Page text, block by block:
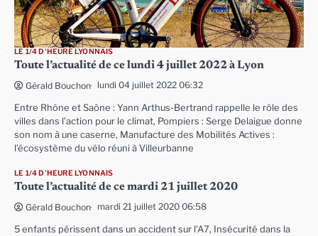
LE 1/4 D'HEURE LYONNAIS
Toute l’actualité de ce lundi 4 juillet 2022 à Lyon
Gérald Bouchon lundi 04 juillet 2022 06:32
Entre Rhône et Saône : Yann Arthus-Bertrand rappelle le rôle des
villes dans l’action pour le climat, Pompiers : Serge Delaigue donne
son nom à une caserne, Manufacture des Mobilités Actives :
l’écosystème du vélo réuni à Villeurbanne
LE 1/4 D'HEURE LYONNAIS
Toute l’actualité de ce mardi 21 juillet 2020
Gérald Bouchon mardi 21 juillet 2020 06:58
5 enfants périssent dans un accident sur l’A7, Insécurité dans la